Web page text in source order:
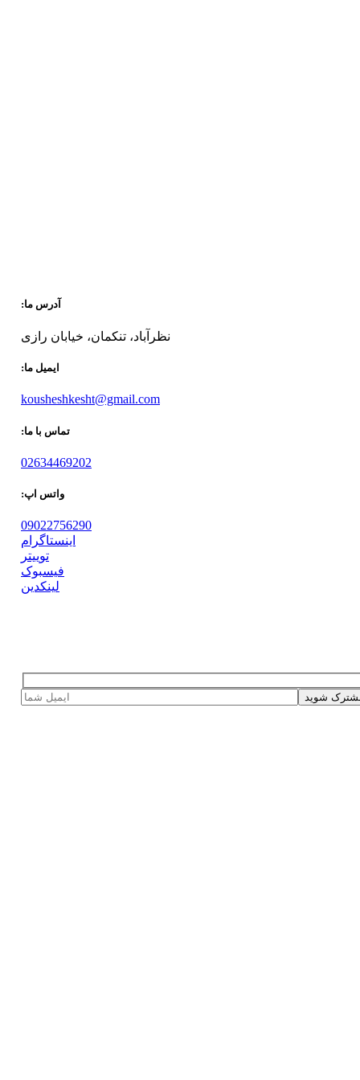
آدرس ما:
نظرآباد، تنکمان، خیابان رازی
ایمیل ما:
kousheshkesht@gmail.com
تماس با ما:
02634469202
واتس اپ:
09022756290
اینستاگرام
توییتر
فیسبوک
لینکدین
شوید